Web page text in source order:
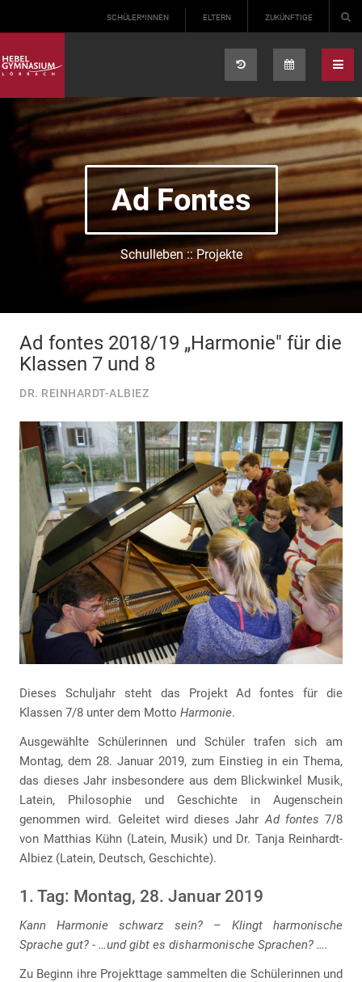
SCHÜLER*INNEN ELTERN ZUKÜNFTIGE
Ad Fontes
Schulleben :: Projekte
Ad fontes 2018/19 „Harmonie" für die
Klassen 7 und 8
DR. REINHARDT-ALBIEZ
Dieses Schuljahr steht das Projekt Ad fontes für die
Klassen 7/8 unter dem Motto Harmonie.
Ausgewählte Schülerinnen und Schüler trafen sich am
Montag, dem 28. Januar 2019, zum Einstieg in ein Thema,
das dieses Jahr insbesondere aus dem Blickwinkel Musik,
Latein, Philosophie und Geschichte in Augenschein
genommen wird. Geleitet wird dieses JahrAd fontes 7/8
von Matthias Kühn (Latein, Musik) und Dr. Tanja Reinhardt-
Albiez (Latein, Deutsch, Geschichte).
1. Tag: Montag, 28. Januar 2019
Kann Harmonie schwarz sein? – Klingt harmonische
Sprache gut? - …und gibt es disharmonische Sprachen? ….
Zu Beginn ihre Projekttage sammelten die Schülerinnen und